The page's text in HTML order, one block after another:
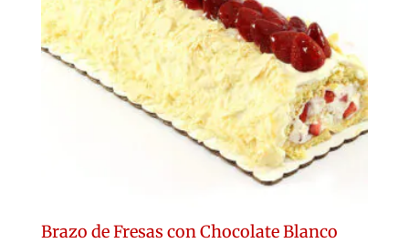
Brazo de Fresas con Chocolate Blanco